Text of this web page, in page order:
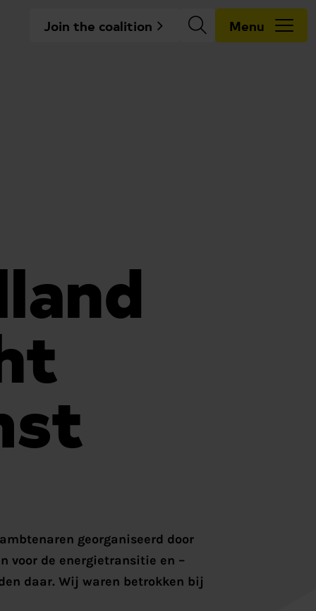
Join the coalition Menu
georganiseerd door
voor de energietransitie en –
daar. Wij waren betrokken bij